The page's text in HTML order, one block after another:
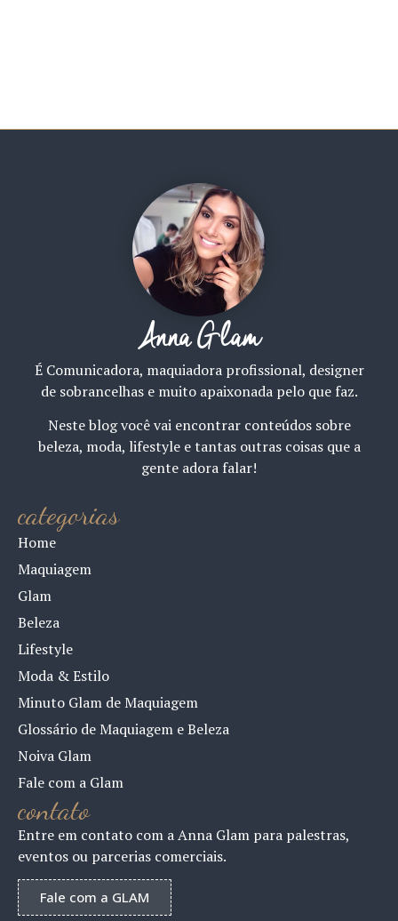
Anna Glam
É Comunicadora, maquiadora profissional, designer
de sobrancelhas e muito apaixonada pelo que faz.
Neste blog você vai encontrar conteúdos sobre
beleza, moda, lifestyle e tantas outras coisas que a
gente adora falar!
categorias
Home
Maquiagem
Glam
Beleza
Lifestyle
Moda & Estilo
Minuto Glam de Maquiagem
Glossário de Maquiagem e Beleza
Noiva Glam
Fale com a Glam
contato
Entre em contato com a Anna Glam para palestras,
eventos ou parcerias comerciais.
Fale com a GLAM